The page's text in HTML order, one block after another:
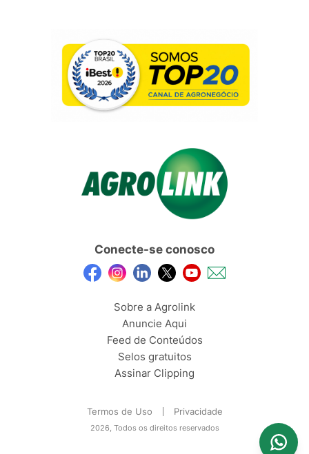
Conecte-se conosco
Sobre a Agrolink
Anuncie Aqui
Feed de Conteúdos
Selos gratuitos
Assinar Clipping
Termos de Uso Privacidade
2026, Todos os direitos reservados